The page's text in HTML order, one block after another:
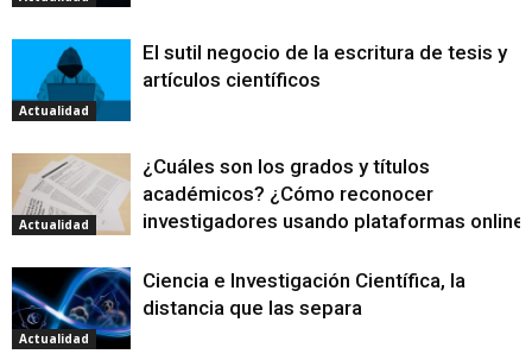
Actualidad
El sutil negocio de la escritura de tesis y
artículos científicos
Actualidad
¿Cuáles son los grados y títulos
académicos? ¿Cómo reconocer
investigadores usando plataformas
Actualidad
Ciencia e Investigación Científica, la
distancia que las separa